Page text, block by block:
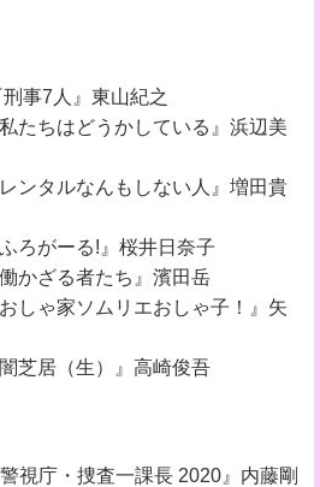
事7人』東山紀之
たちはどうかしている』浜辺美
ンタルなんもしない人』増田貴
ろがーる!』桜井日奈子
かざる者たち』濱田岳
しゃ家ソムリエおしゃ子！』矢
芝居（生）』高崎俊吾
視庁・捜査一課長 2020』内藤剛